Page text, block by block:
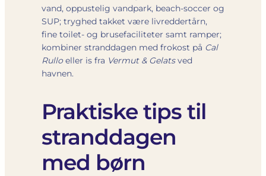
vand, oppustelig vandpark, beach-soccer og
SUP; tryghed takket være livreddertårn,
fine toilet- og bruse­faciliteter samt ramper;
kombiner stranddagen med frokost på Cal
Rulloeller is fra Vermut & Gelatsved
havnen.
Praktiske tips til
stranddagen
med børn